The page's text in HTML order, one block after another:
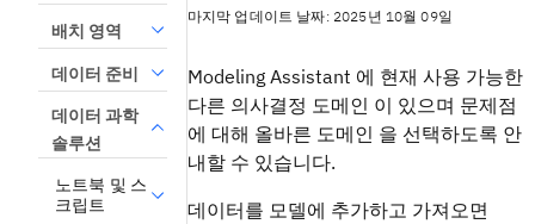
배치 영역
데이터 준비
데이터 과학
솔루션
노트북 및 스
크립트
마지막 업데이트 날짜: 2025년 10월 09일
Modeling Assistant 에 현재 사용 가능한
다른 의사결정 도메인 이 있으며 문제점
에 대해 올바른 도메인 을 선택하도록 안
내할 수 있습니다.
데이터를 모델에 추가하고 가져오면